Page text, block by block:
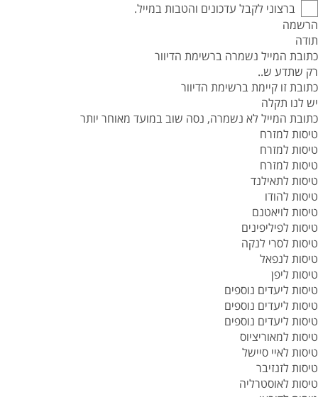
ברצוני לקבל עדכונים והטבות במייל.
הרשמה
תודה
כתובת המייל נשמרה ברשימת הדיוור
רק שתדע ש..
כתובת זו קיימת ברשימת הדיוור
יש לנו תקלה
כתובת המייל לא נשמרה, נסה שוב במועד מאוחר יותר
טיסות למזרח
טיסות למזרח
טיסות למזרח
טיסות לתאילנד
טיסות להודו
טיסות לויאטנם
טיסות לפיליפינים
טיסות לסרי לנקה
טיסות לנפאל
טיסות ליפן
טיסות ליעדים נוספים
טיסות ליעדים נוספים
טיסות ליעדים נוספים
טיסות למאוריציוס
טיסות לאיי סיישל
טיסות לזנזיבר
טיסות לאוסטרליה